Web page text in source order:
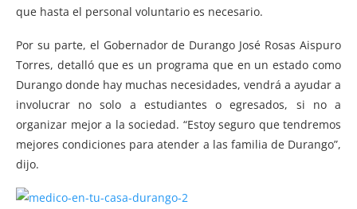
que hasta el personal voluntario es necesario.
Por su parte, el Gobernador de Durango José Rosas Aispuro
Torres, detalló que es un programa que en un estado como
Durango donde hay muchas necesidades, vendrá a ayudar a
involucrar no solo a estudiantes o egresados, si no a
organizar mejor a la sociedad. “Estoy seguro que tendremos
mejores condiciones para atender a las familia de Durango”,
dijo.